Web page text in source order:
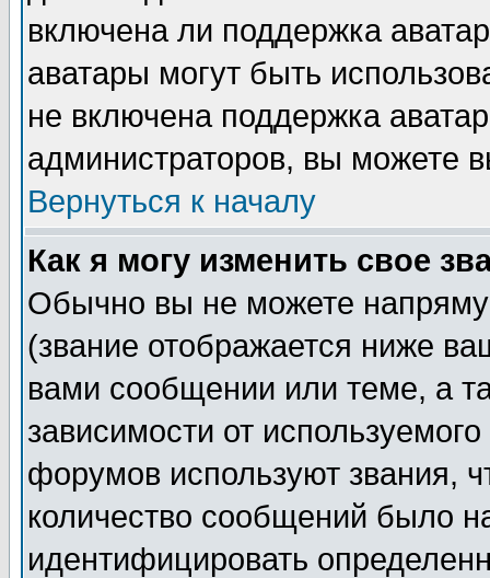
включена ли поддержка
аватары могут быть
не включена поддержка
администраторов, вы можете
Вернуться к началу
Как я могу изменить свое
Обычно вы не можете
(звание отображается ниже
вами сообщении или теме, а
зависимости от
форумов используют звания,
количество сообщений было
идентифицировать